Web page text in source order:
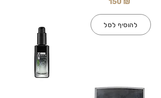
150 ₪
להוסיף לסל